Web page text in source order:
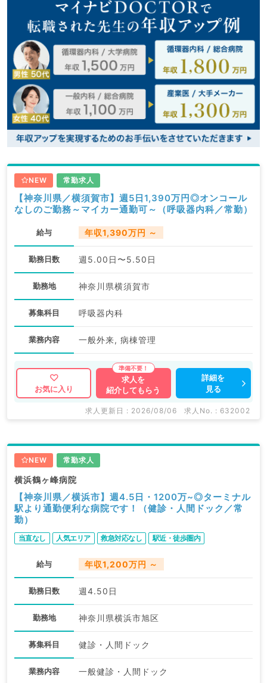
NEW 常勤求人
【神奈川県／横須賀市】週5日1,390万円◎オンコール
なしのご勤務～マイカー通勤可～（呼吸器内科／常勤）
給与 年収1,390万円 ～
勤務日数 週5.00日〜5.50日
勤務地 神奈川県横須賀市
募集科目 呼吸器内科
業務内容 一般外来, 病棟管理
お気に入り
求人を
紹介してもらう
詳細を
見る
求人更新日 : 2026/08/06 求人No. : 632002
NEW 常勤求人
横浜鶴ヶ峰病院
【神奈川県／横浜市】週4.5日・1200万~◎ターミナル
駅より通勤便利な病院です！（健診・人間ドック／常
勤）
当直なし 人気エリア 救急対応なし 駅近・徒歩圏内
給与 年収1,200万円 ～
勤務日数 週4.50日
勤務地 神奈川県横浜市旭区
募集科目 健診・人間ドック
業務内容 一般健診・人間ドック